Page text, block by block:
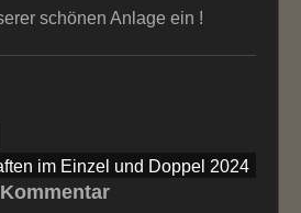
schönen Anlage ein !
im Einzel und Doppel 2024